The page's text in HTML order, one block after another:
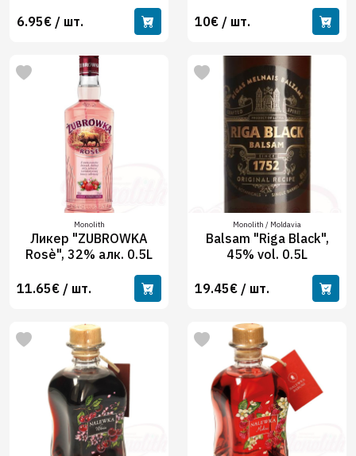
6.95€ / шт. 10€ / шт.
Monolith
Ликер "ZUBROWKA
Rosè", 32% алк. 0.5L
11.65€ / шт.
Monolith / Moldavia
Balsam "Riga Black",
45% vol. 0.5L
19.45€ / шт.